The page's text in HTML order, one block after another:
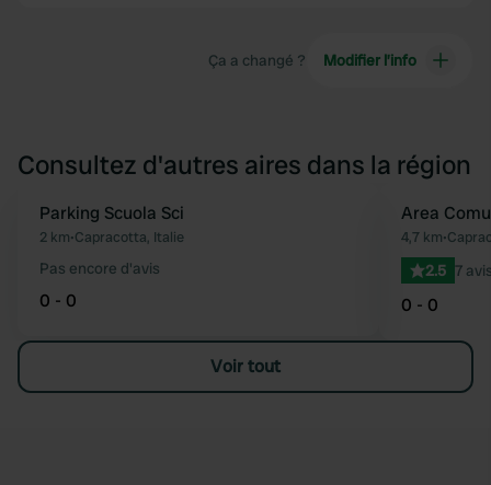
Ça a changé ? Modifier l’info
Consultez d'autres aires dans la région
Préféré
Parking Scuola Sci
2 km•Capracotta, Italie
Pas encore d'avis
0 - 0
Area
4,7 km•
2.5 7
0 - 0
Voir tout